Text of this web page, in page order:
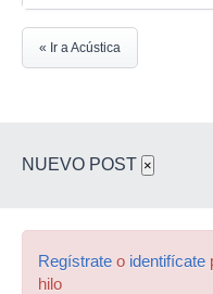
« Ir a Acústica
NUEVO POST ×
Regístrate o identifícate
hilo